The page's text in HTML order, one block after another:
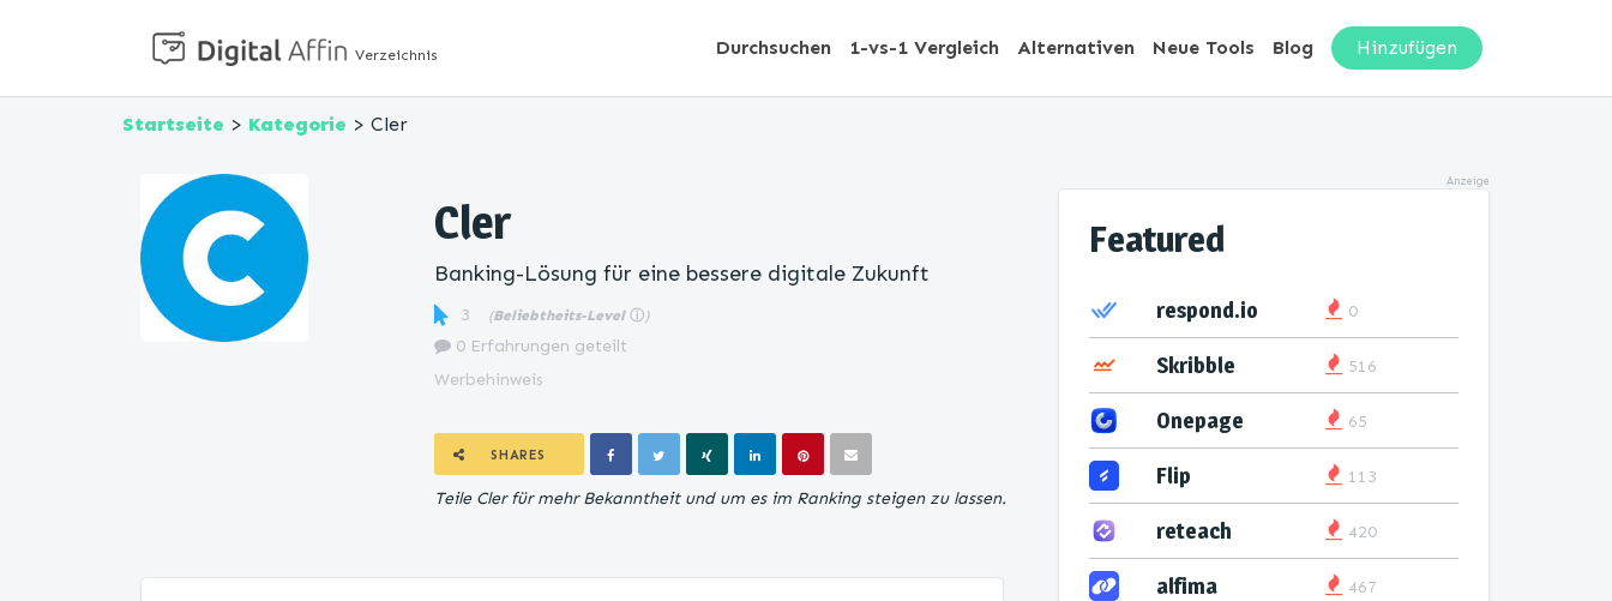
Verzeichnis Durchsuchen 1-vs-1 Vergleich Alternativen Neue Tools Blog Hinzufügen
Startseite > Kategorie > Cler
Cler
Banking-Lösung für eine bessere digitale Zukunft
3 (Beliebtheits-Level ⓘ)
0 Erfahrungen geteilt
Werbehinweis
SHARES
Teile Cler für mehr Bekanntheit und um es im Ranking steigen zu lassen.
Anzeige
Featured
respond.io 0
Skribble 516
Onepage 65
Flip 113
reteach 420
alfima 467